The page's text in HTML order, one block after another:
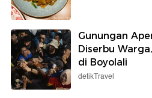
Gunungan
Diserbu
di Boyolali
detikTravel